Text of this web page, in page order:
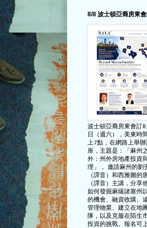
8/8 波士頓亞裔房東
波士頓亞裔房東會訂8
日（週六），美東時
上7點，在網路上舉
座，主題是：「麻州之
外：州外房地產投資
理」， 邀請麻州的劉
（譯音）和西雅圖的
（譯音）主講，分享
如何發掘麻薩諸塞州
的機會、融資收購、
管理物業、建立在地團
隊，以及克服在陌生
投資的挑戰。報名可